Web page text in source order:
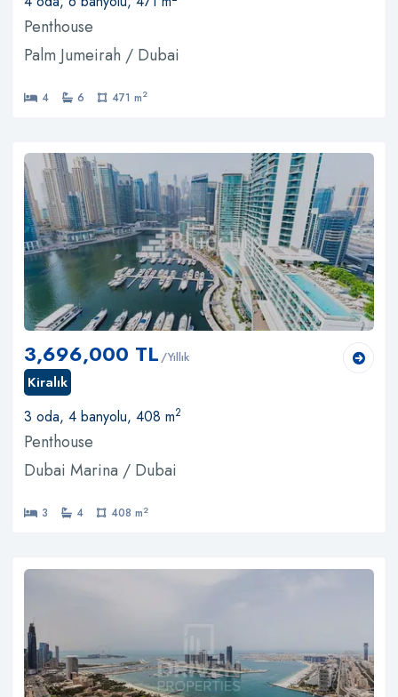
Penthouse
Palm Jumeirah / Dubai
4 6 471 m2
3,696,000 TL /Yıllık
Kiralık
3 oda, 4 banyolu, 408 m2
Penthouse
Dubai Marina / Dubai
3 4 408 m2